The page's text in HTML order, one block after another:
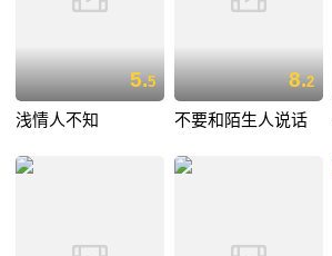
5.5
浅情人不知
8.2
不要和陌生人说话